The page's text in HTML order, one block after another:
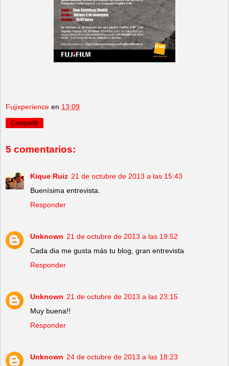
Fujixperience en 13:09
Compartir
5 comentarios:
Kique Ruiz 21 de octubre de 2013 a las 15:43
Buenísima entrevista.
Responder
Unknown 21 de octubre de 2013 a las 19:52
Cada dia me gusta más tu blog, gran entrevista
Responder
Unknown 21 de octubre de 2013 a las 23:15
Muy buena!!
Responder
Unknown 24 de octubre de 2013 a las 18:23